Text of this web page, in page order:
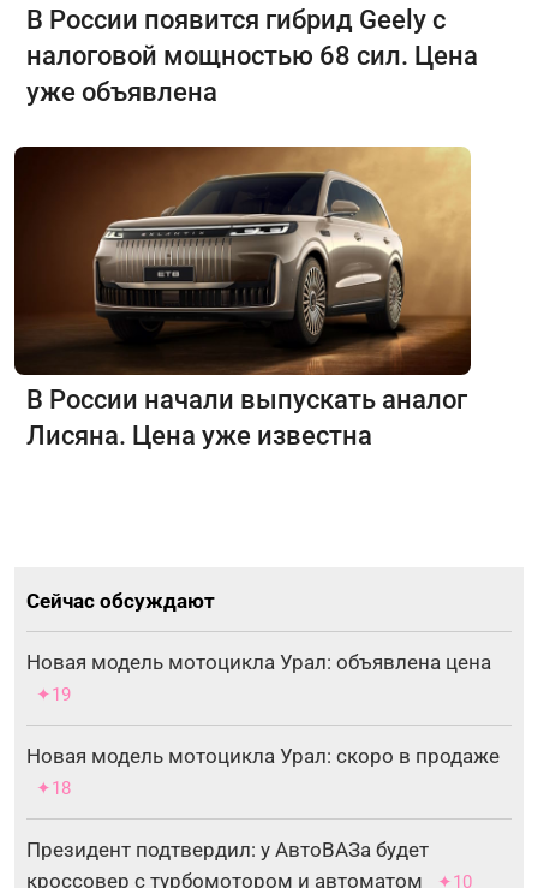
В России появится гибрид Geely с
налоговой мощностью 68 сил. Цена
уже объявлена
В России начали выпускать аналог
Лисяна. Цена уже известна
Сейчас обсуждают
Новая модель мотоцикла Урал: объявлена цена
✦19
Новая модель мотоцикла Урал: скоро в продаже
✦18
Президент подтвердил: у АвтоВАЗа будет
кроссовер с турбомотором и автоматом
✦10